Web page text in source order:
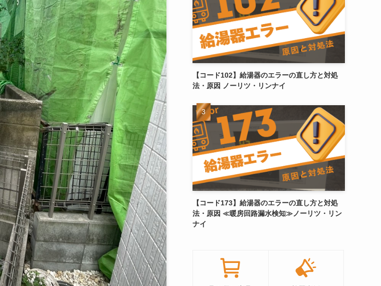
【コード102】給湯器のエラーの直し方と対処
法・原因 ノーリツ・リンナイ
【コード173】給湯器のエラーの直し方と対処
法・原因 ≪暖房回路漏水検知≫ノーリツ・リン
ナイ